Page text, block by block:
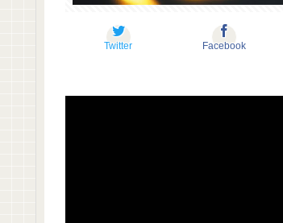
Twitter Facebook